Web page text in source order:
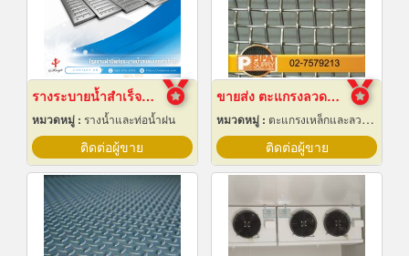
รางระบายน้ำสำเร็จรูป ราคาส่ง
หมวดหมู่ : รางน้ำและท่อน้ำฝน
ติดต่อผู้ขาย
ขายส่ง ตะแกรงลวดสานสแตนเลส
หมวดหมู่ : ตะแกรงเหล็กและลวดตาข่าย
ติดต่อผู้ขาย